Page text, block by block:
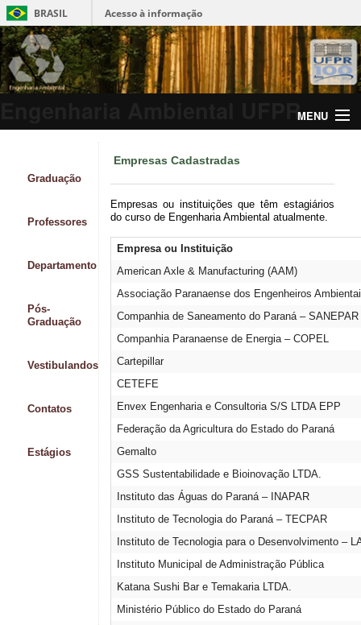
BRASIL Acesso à informação
Engenharia Ambiental UFPRMENU
Graduação
Professores
Departamento
Pós-
Graduação
Vestibulandos
Contatos
Estágios
Empresas Cadastradas
Empresas ou instituições que têm estagiários
do curso de Engenharia Ambiental atualmente.
Empresa ou Instituição
American Axle & Manufacturing (AAM)
Associação Paranaense dos Engenheiros
Companhia de Saneamento do Paraná – SANEPAR
Companhia Paranaense de Energia – COPEL
Cartepillar
CETEFE
Envex Engenharia e Consultoria S/S LTDA EPP
Federação da Agricultura do Estado do Paraná
Gemalto
GSS Sustentabilidade e Bioinovação LTDA.
Instituto das Águas do Paraná – INAPAR
Instituto de Tecnologia do Paraná – TECPAR
Instituto de Tecnologia para o Desenvolvimento –
Instituto Municipal de Administração Pública
Katana Sushi Bar e Temakaria LTDA.
Ministério Público do Estado do Paraná